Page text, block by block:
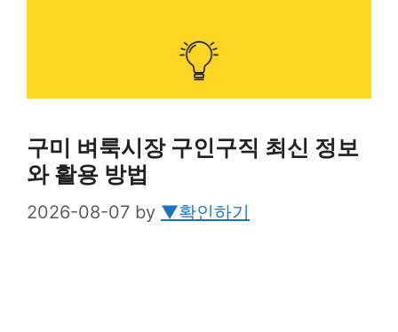
구미 벼룩시장 구인구직 최신 정보
와 활용 방법
2026-08-07 by ▼확인하기